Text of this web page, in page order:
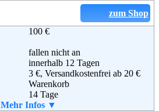
zum Shop
100 €
fallen nicht an
innerhalb 12 Tagen
3 €, Versandkostenfrei ab 20 €
Warenkorb
14 Tage
Nein
Mehr Infos ▼